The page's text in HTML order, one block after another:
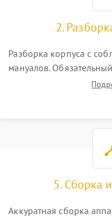
2.
Разборка корпуса с
мануалов.
высоковольтного
5. Сборка
Аккуратная сборка